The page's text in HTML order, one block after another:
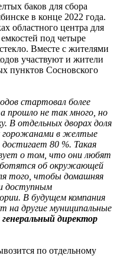
баков для сбора
в конце 2022 года.
областного центра для
под четыре
Вместе с жителями
участвуют и жители
пунктов Сосновского
стартовал более
прошло не так много, но
В отдельных дворах доля
горожанами в желтые
80 %. Такая
о том, что они любят
об окружающей
того, чтобы домашняя
доступным
В будущем компания
на другие муниципальные
директор
по отдельному